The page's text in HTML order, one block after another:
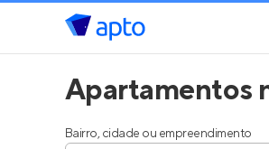
Apartamentos
Bairro, cidade ou empreendimento